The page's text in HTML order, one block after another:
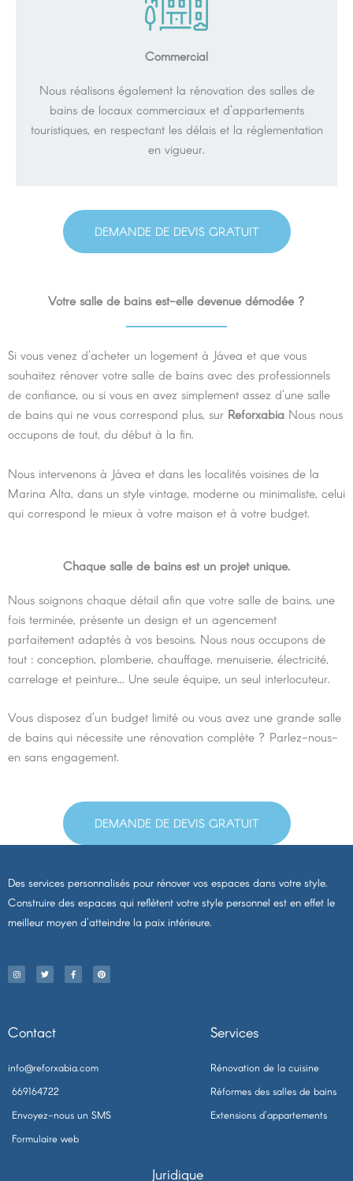
Commercial
Nous réalisons également la rénovation des salles de
bains de locaux commerciaux et d'appartements
touristiques, en respectant les délais et la réglementation
en vigueur.
DEMANDE DE DEVIS GRATUIT
Votre salle de bains est-elle devenue démodée ?
Si vous venez d'acheter un logement à Jávea et que vous
souhaitez rénover votre salle de bains avec des professionnels
de confiance, ou si vous en avez simplement assez d'une salle
de bains qui ne vous correspond plus, sur Reforxabia Nous nous
occupons de tout, du début à la fin.
Nous intervenons à Jávea et dans les localités voisines de la
Marina Alta, dans un style vintage, moderne ou minimaliste, celui
qui correspond le mieux à votre maison et à votre budget.
Chaque salle de bains est un projet unique.
Nous soignons chaque détail afin que votre salle de bains, une
fois terminée, présente un design et un agencement
parfaitement adaptés à vos besoins. Nous nous occupons de
tout : conception, plomberie, chauffage, menuiserie, électricité,
carrelage et peinture… Une seule équipe, un seul interlocuteur.
Vous disposez d'un budget limité ou vous avez une grande salle
de bains qui nécessite une rénovation complète ? Parlez-nous-
en sans engagement.
DEMANDE DE DEVIS GRATUIT
Des services personnalisés pour rénover vos espaces dans votre style.
Construire des espaces qui reflètent votre style personnel est en effet le
meilleur moyen d'atteindre la paix intérieure.
s
t
a
i
t
t
c
e
b
n
t
e
Contact
info@reforxabia.com
669164722
Envoyez-nous un SMS
Formulaire web
Services
Rénovation de la cuisine
Réformes des salles de bains
Extensions d'appartements
Juridique